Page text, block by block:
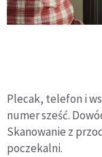
Plecak, telefon i
numer sześć.
Skanowanie z
poczekalni.